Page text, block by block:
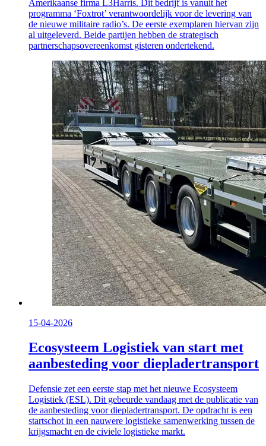
Amerikaanse firma L3Harris. Dit bedrijf is vanuit het
programma ‘Foxtrot’ verantwoordelijk voor de levering van
de nieuwe militaire radio’s. De eerste exemplaren hiervan zijn
al uitgeleverd. Beide partijen hebben de strategisch
partnerschapsovereenkomst gisteren ondertekend.
15-04-2026
Ecosysteem Logistiek van start met
aanbesteding voor diepladertransport
Defensie zet een eerste stap met het nieuwe Ecosysteem
Logistiek (ESL). Dit gebeurde vandaag met de publicatie van
de aanbesteding voor diepladertransport. De opdracht is een
startschot in een nauwere logistieke samenwerking tussen de
krijgsmacht en de civiele logistieke markt.